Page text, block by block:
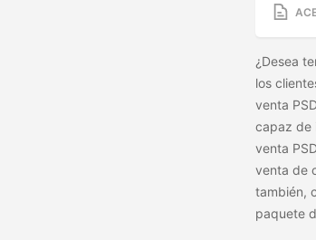
¿Desea
los
venta
capaz de
venta
venta de
también,
paquete